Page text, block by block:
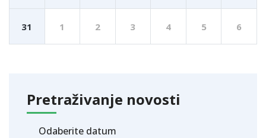
31 1 2 3 4 5 6
Pretraživanje novosti
Odaberite datum